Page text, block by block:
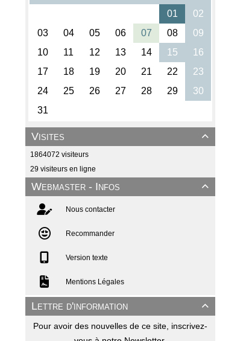

Visites
1864072 visiteurs
29 visiteurs en ligne

Webmaster - Infos
Nous contacter
Recommander
Version texte
Mentions Légales

Lettre d'information
Pour avoir des nouvelles de ce site, inscrivez-